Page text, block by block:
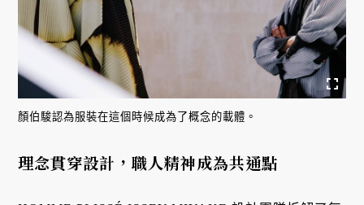
顏伯駿認為服裝在這個時候成為了概念的載體。
理念貫穿設計，職人精神成為共通點